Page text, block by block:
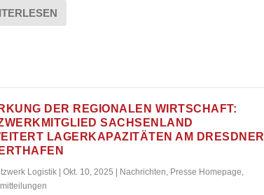
DER REGIONALEN WIRTSCHAFT:
SACHSENLAND
LAGERKAPAZITÄTEN AM DRESDNER
Logistik| Okt. 10, 2025 Nachrichten, Presse Homepage,